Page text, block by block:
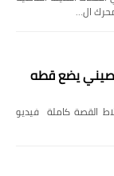
ال…
صيني يضع قطه
القصة كاملة فيديو